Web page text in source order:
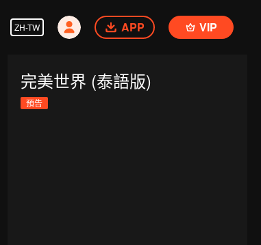
ZH-TW APP VIP
完美世界 (泰語版)
預告